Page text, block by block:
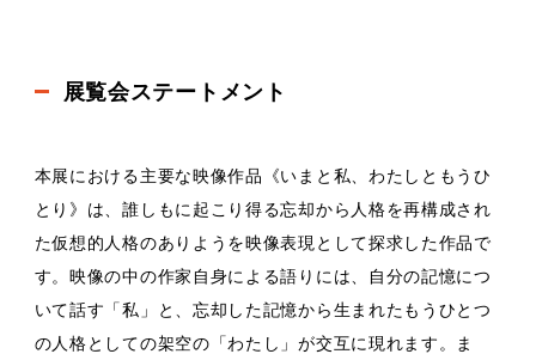
展覧会ステートメント
本展における主要な映像作品《いまと私、わたしともうひ
とり》は、誰しもに起こり得る忘却から人格を再構成され
た仮想的人格のありようを映像表現として探求した作品で
す。映像の中の作家自身による語りには、自分の記憶につ
いて話す「私」と、忘却した記憶から生まれたもうひとつ
の人格としての架空の「わたし」が交互に現れます。ま